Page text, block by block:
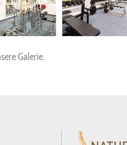
Ga­le­rie.